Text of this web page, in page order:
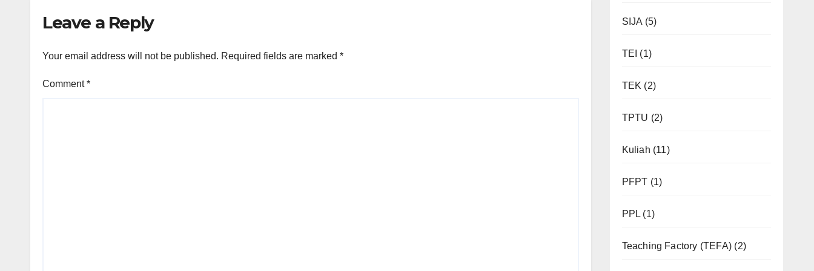
Leave a Reply
Your email address will not be published. Required fields are marked *
Comment*
SIJA (5)
TEI (1)
TEK (2)
TPTU (2)
Kuliah (11)
PFPT (1)
PPL (1)
Teaching Factory (TEFA) (2)